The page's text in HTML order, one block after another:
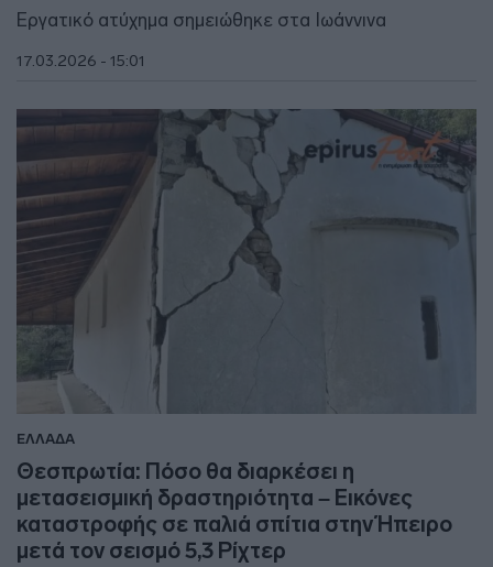
Εργατικό ατύχημα σημειώθηκε στα Ιωάννινα
17.03.2026 - 15:01
ΕΛΛΑΔΑ
Θεσπρωτία: Πόσο θα διαρκέσει η
μετασεισμική δραστηριότητα – Εικόνες
καταστροφής σε παλιά σπίτια στην Ήπειρο
μετά τον σεισμό 5,3 Ρίχτερ